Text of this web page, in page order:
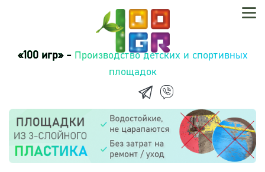
«100 игр» -Производство детских и спортивных
площадок